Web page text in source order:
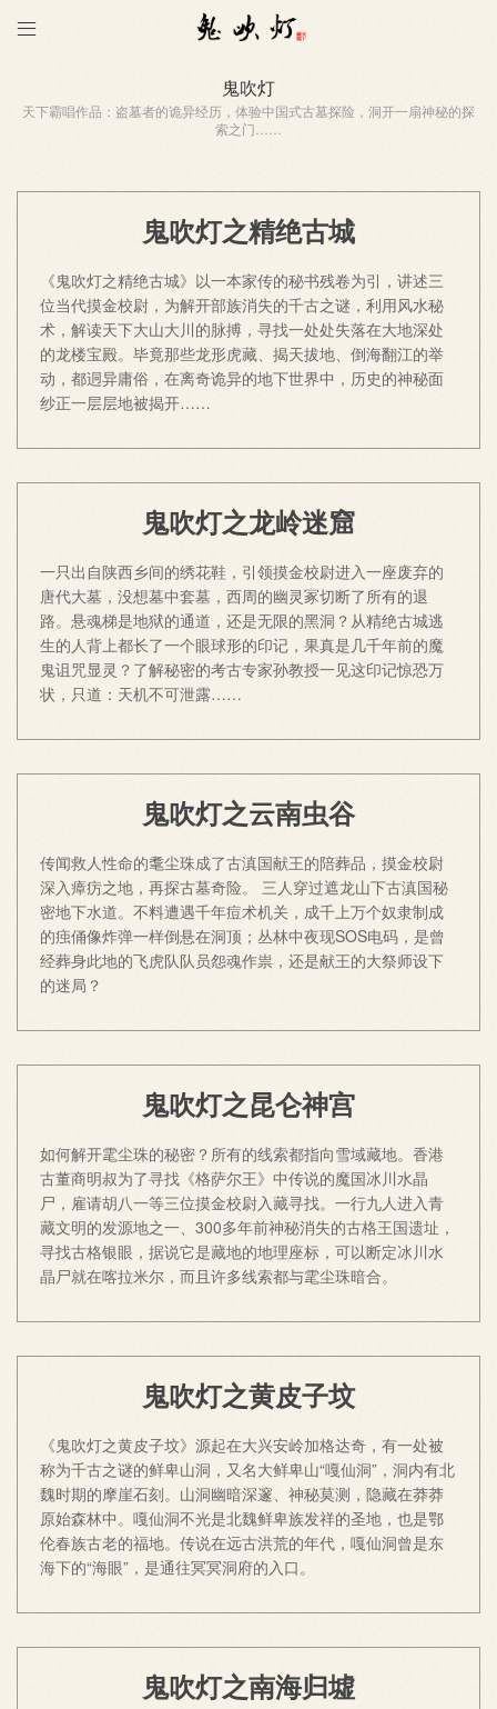

鬼吹灯
天下霸唱作品：盗墓者的诡异经历，体验中国式古墓探险，洞开一扇神秘的探
索之门……
鬼吹灯之精绝古城
《鬼吹灯之精绝古城》以一本家传的秘书残卷为引，讲述三
位当代摸金校尉，为解开部族消失的千古之谜，利用风水秘
术，解读天下大山大川的脉搏，寻找一处处失落在大地深处
的龙楼宝殿。毕竟那些龙形虎藏、揭天拔地、倒海翻江的举
动，都迵异庸俗，在离奇诡异的地下世界中，历史的神秘面
纱正一层层地被揭开……
鬼吹灯之龙岭迷窟
一只出自陕西乡间的绣花鞋，引领摸金校尉进入一座废弃的
唐代大墓，没想墓中套墓，西周的幽灵冢切断了所有的退
路。悬魂梯是地狱的通道，还是无限的黑洞？从精绝古城逃
生的人背上都长了一个眼球形的印记，果真是几千年前的魔
鬼诅咒显灵？了解秘密的考古专家孙教授一见这印记惊恐万
状，只道：天机不可泄露……
鬼吹灯之云南虫谷
传闻救人性命的耄尘珠成了古滇国献王的陪葬品，摸金校尉
深入瘴疠之地，再探古墓奇险。 三人穿过遮龙山下古滇国秘
密地下水道。不料遭遇千年痘术机关，成千上万个奴隶制成
的痋俑像炸弹一样倒悬在洞顶；丛林中夜现SOS电码，是曾
经葬身此地的飞虎队队员怨魂作祟，还是献王的大祭师设下
的迷局？
鬼吹灯之昆仑神宫
如何解开雮尘珠的秘密？所有的线索都指向雪域藏地。香港
古董商明叔为了寻找《格萨尔王》中传说的魔国冰川水晶
尸，雇请胡八一等三位摸金校尉入藏寻找。一行九人进入青
藏文明的发源地之一、300多年前神秘消失的古格王国遗址，
寻找古格银眼，据说它是藏地的地理座标，可以断定冰川水
晶尸就在喀拉米尔，而且许多线索都与雮尘珠暗合。
鬼吹灯之黄皮子坟
《鬼吹灯之黄皮子坟》源起在大兴安岭加格达奇，有一处被
称为千古之谜的鲜卑山洞，又名大鲜卑山“嘎仙洞”，洞内有北
魏时期的摩崖石刻。山洞幽暗深邃、神秘莫测，隐藏在莽莽
原始森林中。嘎仙洞不光是北魏鲜卑族发祥的圣地，也是鄂
伦春族古老的福地。传说在远古洪荒的年代，嘎仙洞曾是东
海下的“海眼”，是通往冥冥洞府的入口。
鬼吹灯之南海归墟